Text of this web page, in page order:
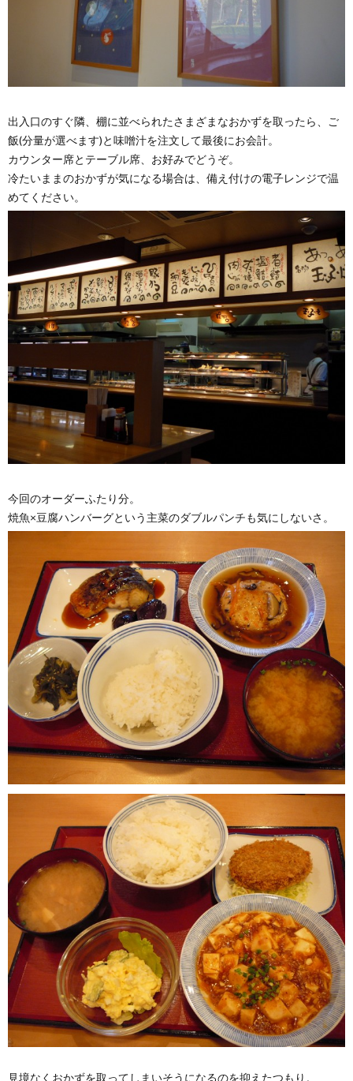
出入口のすぐ隣、棚に並べられたさまざまなおかずを取ったら、ご
飯(分量が選べます)と味噌汁を注文して最後にお会計。
カウンター席とテーブル席、お好みでどうぞ。
冷たいままのおかずが気になる場合は、備え付けの電子レンジで温
めてください。
今回のオーダーふたり分。
焼魚×豆腐ハンバーグという主菜のダブルパンチも気にしないさ。
見境なくおかずを取ってしまいそうになるのを抑えたつもり。